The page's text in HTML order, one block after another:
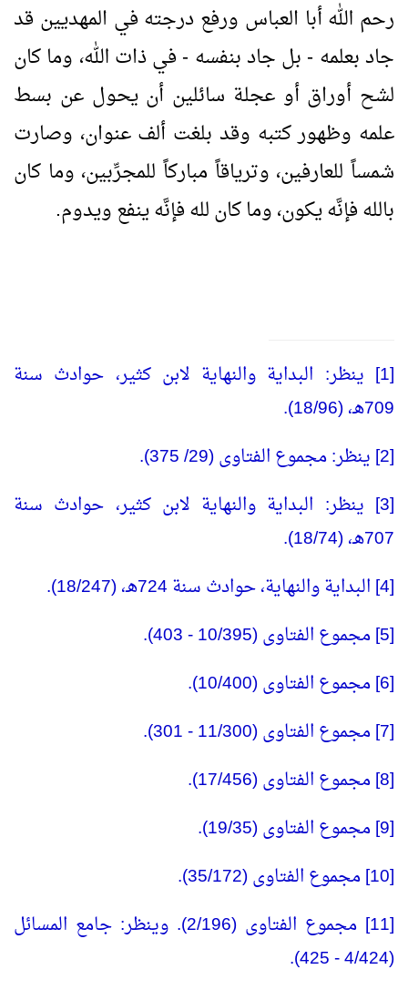
رحم الله أبا العباس ورفع درجته في المهديين قد
جاد بعلمه - بل جاد بنفسه - في ذات الله، وما كان
لشح أوراق أو عجلة سائلين أن يحول عن بسط
علمه وظهور كتبه وقد بلغت ألف عنوان، وصارت
شمساً للعارفين، وترياقاً مباركاً للمجرِّبين، وما كان
بالله فإنَّه يكون، وما كان لله فإنَّه ينفع ويدوم.
[1] ينظر: البداية والنهاية لابن كثير، حوادث سنة
709هـ، (18/96).
[2] ينظر: مجموع الفتاوى (29/ 375).
[3] ينظر: البداية والنهاية لابن كثير، حوادث سنة
707هـ، (18/74).
[4] البداية والنهاية، حوادث سنة 724هـ، (18/247).
[5] مجموع الفتاوى (10/395 - 403).
[6] مجموع الفتاوى (10/400).
[7] مجموع الفتاوى (11/300 - 301).
[8] مجموع الفتاوى (17/456).
[9] مجموع الفتاوى (19/35).
[10] مجموع الفتاوى (35/172).
[11] مجموع الفتاوى (2/196). وينظر: جامع المسائل
(4/424 - 425).